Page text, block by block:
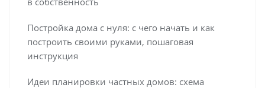
Постройка дома с нуля: с чего начать и как
построить своими руками, пошаговая
инструкция
Идеи планировки частных домов: схема